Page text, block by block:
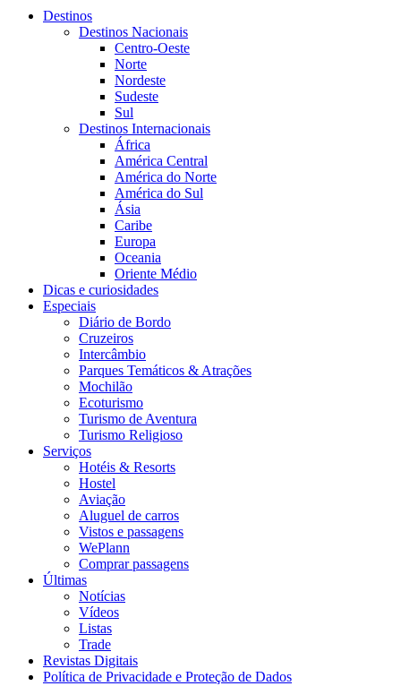
Destinos
Destinos Nacionais
Centro-Oeste
Norte
Nordeste
Sudeste
Sul
Destinos Internacionais
África
América Central
América do Norte
América do Sul
Ásia
Caribe
Europa
Oceania
Oriente Médio
Dicas e curiosidades
Especiais
Diário de Bordo
Cruzeiros
Intercâmbio
Parques Temáticos & Atrações
Mochilão
Ecoturismo
Turismo de Aventura
Turismo Religioso
Serviços
Hotéis & Resorts
Hostel
Aviação
Aluguel de carros
Vistos e passagens
WePlann
Comprar passagens
Últimas
Notícias
Vídeos
Listas
Trade
Revistas Digitais
Política de Privacidade e Proteção de Dados